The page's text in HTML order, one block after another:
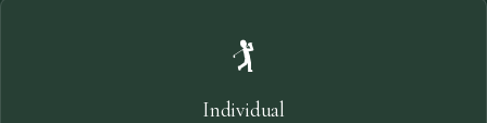
🏌️
Individual